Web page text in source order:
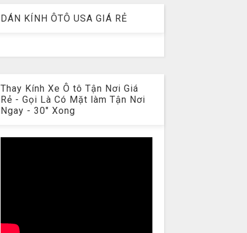
DÁN KÍNH ÔTÔ USA GIÁ RẺ
Thay Kính Xe Ô tô Tận Nơi Giá
Rẻ - Gọi Là Có Mặt làm Tận Nơi
Ngay - 30" Xong